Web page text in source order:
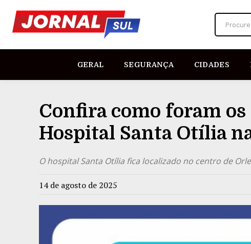
GERAL SEGURANÇA CIDADES
Confira como foram
Hospital Santa Otília
O hospital Santa Otília fica localizado no centro de
14 de agosto de 2025